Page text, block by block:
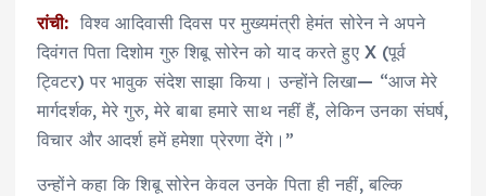
रांची: विश्व आदिवासी दिवस पर मुख्यमंत्री हेमंत सोरेन ने अपने
दिवंगत पिता दिशोम गुरु शिबू सोरेन को याद करते हुए X (पूर्व
ट्विटर) पर भावुक संदेश साझा किया। उन्होंने लिखा— “आज मेरे
मार्गदर्शक, मेरे गुरु, मेरे बाबा हमारे साथ नहीं हैं, लेकिन उनका संघर्ष,
विचार और आदर्श हमें हमेशा प्रेरणा देंगे।”
उन्होंने कहा कि शिबू सोरेन केवल उनके पिता ही नहीं, बल्कि